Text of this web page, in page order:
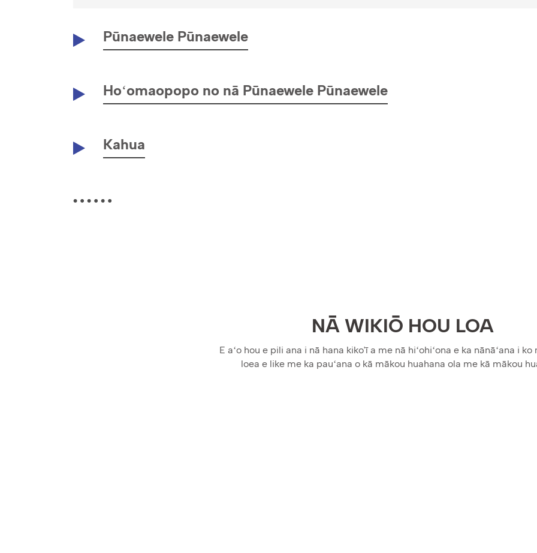
Pūnaewele Pūnaewele
Hoʻomaopopo no nā Pūnaewele Pūnaewele
Kahua
NĀ WIKIŌ HOU LOA
E aʻo hou e pili ana i nā hana kiko'ī a me nā hiʻohiʻona e ka nānāʻana i
loea e like me ka pauʻana o kā mākou huahana ola me kā mākou